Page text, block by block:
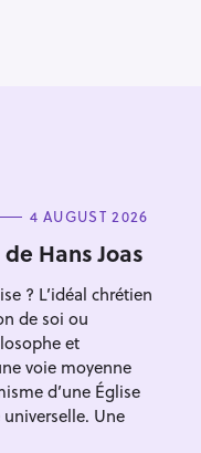
4 AUGUST 2026
Hans Joas
? L’idéal chrétien
de soi ou
et
voie moyenne
d’une Église
Une